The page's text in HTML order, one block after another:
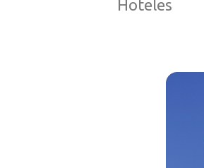
Hoteles